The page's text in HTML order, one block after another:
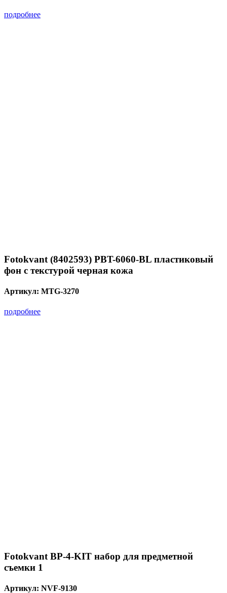
подробнее
Fotokvant (8402593) PBT-6060-BL пластиковый
фон с текстурой черная кожа
Артикул: MTG-3270
подробнее
Fotokvant BP-4-KIT набор для предметной
съемки 1
Артикул: NVF-9130